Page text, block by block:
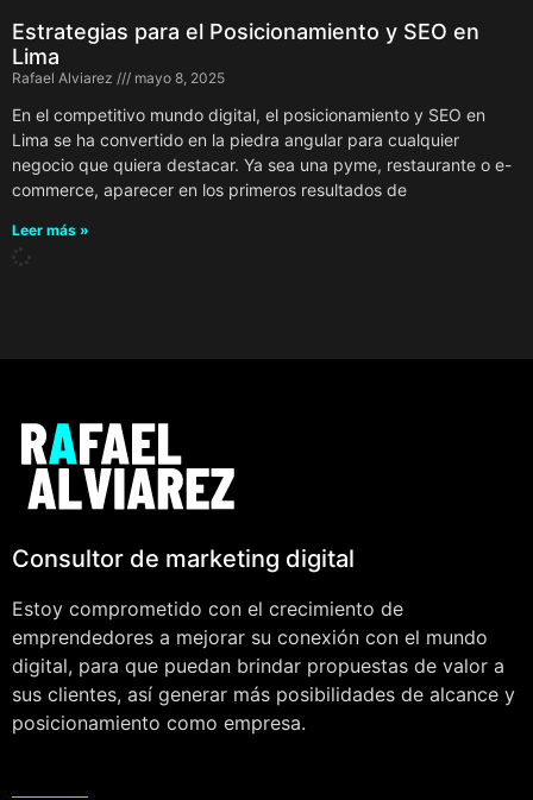
Estrategias para el Posicionamiento y SEO en
Lima
Rafael Alviarez mayo 8, 2025
En el competitivo mundo digital, el posicionamiento y SEO en
Lima se ha convertido en la piedra angular para cualquier
negocio que quiera destacar. Ya sea una pyme, restaurante o e-
commerce, aparecer en los primeros resultados de
Leer más »
Consultor de marketing digital
Estoy comprometido con el crecimiento de
emprendedores a mejorar su conexión con el mundo
digital, para que puedan brindar propuestas de valor a
sus clientes, así generar más posibilidades de alcance y
posicionamiento como empresa.